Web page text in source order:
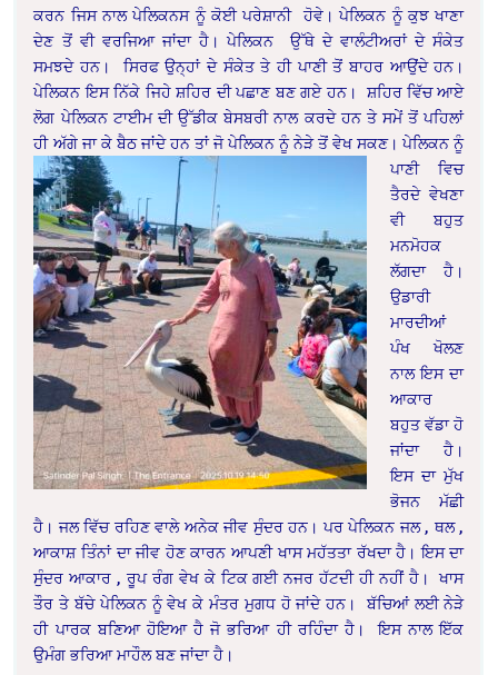
ਕਰਨ ਜਿਸ ਨਾਲ ਪੇਲਿਕਨਸ ਨੂੰ ਕੋਈ ਪਰੇਸ਼ਾਨੀ ਹੋਵੇ। ਪੇਲਿਕਨ ਨੂੰ ਕੁਝ ਖਾਣਾ
ਦੇਣ ਤੋਂ ਵੀ ਵਰਜਿਆ ਜਾਂਦਾ ਹੈ। ਪੇਲਿਕਨ ਉੱਥੇ ਦੇ ਵਾਲੰਟੀਅਰਾਂ ਦੇ ਸੰਕੇਤ
ਸਮਝਦੇ ਹਨ। ਸਿਰਫ ਉਨ੍ਹਾਂ ਦੇ ਸੰਕੇਤ ਤੇ ਹੀ ਪਾਣੀ ਤੋਂ ਬਾਹਰ ਆਉਂਦੇ ਹਨ।
ਪੇਲਿਕਨ ਇਸ ਨਿੱਕੇ ਜਿਹੇ ਸ਼ਹਿਰ ਦੀ ਪਛਾਣ ਬਣ ਗਏ ਹਨ। ਸ਼ਹਿਰ ਵਿੱਚ ਆਏ
ਲੋਗ ਪੇਲਿਕਨ ਟਾਈਮ ਦੀ ਉੱਡੀਕ ਬੇਸਬਰੀ ਨਾਲ ਕਰਦੇ ਹਨ ਤੇ ਸਮੇਂ ਤੋਂ ਪਹਿਲਾਂ
ਹੀ ਅੱਗੇ ਜਾ ਕੇ ਬੈਠ ਜਾਂਦੇ ਹਨ ਤਾਂ ਜੋ ਪੇਲਿਕਨ ਨੂੰ ਨੇੜੇ ਤੋਂ ਵੇਖ ਸਕਣ।ਪੇਲਿਕਨ ਨੂੰ
ਪਾਣੀ ਵਿਚ
ਤੈਰਦੇ ਵੇਖਣਾ
ਵੀ ਬਹੁਤ
ਮਨਮੋਹਕ
ਲੱਗਦਾ ਹੈ।
ਉਡਾਰੀ
ਮਾਰਦੀਆਂ
ਪੰਖ ਖੋਲਣ
ਨਾਲ ਇਸ ਦਾ
ਆਕਾਰ
ਬਹੁਤ ਵੱਡਾ ਹੋ
ਜਾਂਦਾ ਹੈ।
ਇਸ ਦਾ ਮੁੱਖ
ਭੋਜਨ ਮੱਛੀ
ਹੈ। ਜਲ ਵਿੱਚ ਰਹਿਣ ਵਾਲੇ ਅਨੇਕ ਜੀਵ ਸੁੰਦਰ ਹਨ। ਪਰ ਪੇਲਿਕਨ ਜਲ , ਥਲ ,
ਆਕਾਸ਼ ਤਿੰਨਾਂ ਦਾ ਜੀਵ ਹੋਣ ਕਾਰਨ ਆਪਣੀ ਖਾਸ ਮਹੱਤਤਾ ਰੱਖਦਾ ਹੈ। ਇਸ ਦਾ
ਸੁੰਦਰ ਆਕਾਰ , ਰੂਪ ਰੰਗ ਵੇਖ ਕੇ ਟਿਕ ਗਈ ਨਜਰ ਹੱਟਦੀ ਹੀ ਨਹੀਂ ਹੈ। ਖਾਸ
ਤੌਰ ਤੇ ਬੱਚੇ ਪੇਲਿਕਨ ਨੂੰ ਵੇਖ ਕੇ ਮੰਤਰ ਮੁਗਧ ਹੋ ਜਾਂਦੇ ਹਨ। ਬੱਚਿਆਂ ਲਈ ਨੇੜੇ
ਹੀ ਪਾਰਕ ਬਣਿਆ ਹੋਇਆ ਹੈ ਜੋ ਭਰਿਆ ਹੀ ਰਹਿੰਦਾ ਹੈ। ਇਸ ਨਾਲ ਇੱਕ
ਉਮੰਗ ਭਰਿਆ ਮਾਹੌਲ ਬਣ ਜਾਂਦਾ ਹੈ।